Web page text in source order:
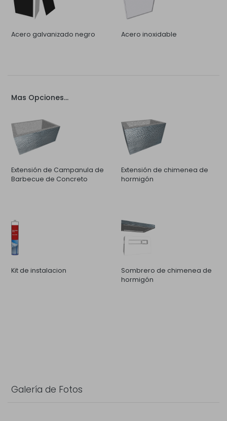
Acero galvanizado negro Acero inoxidable
Mas Opciones...
Extensión de Campanula de
Barbecue de Concreto
Extensión de chimenea de
hormigón
Kit de instalacion
Sombrero de chimenea de
hormigón
Galería de Fotos